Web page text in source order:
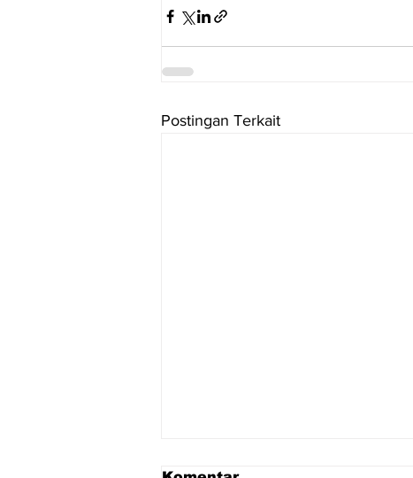
Postingan Terkait